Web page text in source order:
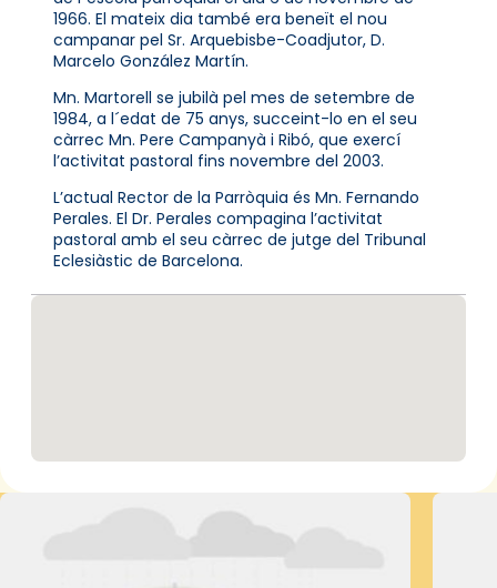
1966. El mateix dia també era beneït el nou
campanar pel Sr. Arquebisbe-Coadjutor, D.
Marcelo González Martín.
Mn. Martorell se jubilà pel mes de setembre de
1984, a l´edat de 75 anys, succeint-lo en el seu
càrrec Mn. Pere Campanyà i Ribó, que exercí
l’activitat pastoral fins novembre del 2003.
L’actual Rector de la Parròquia és Mn. Fernando
Perales. El Dr. Perales compagina l’activitat
pastoral amb el seu càrrec de jutge del Tribunal
Eclesiàstic de Barcelona.